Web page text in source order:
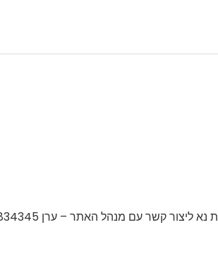
קשר עם מנהל האתר – ערן 0508834345